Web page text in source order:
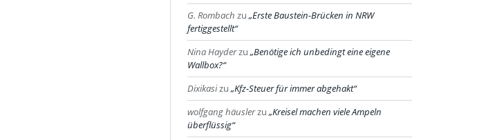
G. Rombach zu Erste Baustein-Brücken in NRW
fertiggestellt
Nina Hayderzu Benötige ich unbedingt eine eigene
Wallbox?
Dixikasizu Kfz-Steuer für immer abgehakt
wolfgang häuslerzu Kreisel machen viele Ampeln
überflüssig